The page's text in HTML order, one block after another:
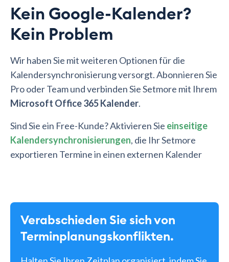
Kein Google-Kalender?
Kein Problem
Wir haben Sie mit weiteren Optionen für die
Kalendersynchronisierung versorgt. Abonnieren Sie
Pro oder Team und verbinden Sie Setmore mit Ihrem
Microsoft Office 365 Kalender.
Sind Sie ein Free-Kunde? Aktivieren Sie einseitige
Kalendersynchronisierungen, die Ihr Setmore
exportieren Termine in einen externen Kalender
Verabschieden Sie sich von
Terminplanungskonflikten.